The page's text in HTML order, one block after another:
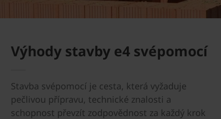
Výhody stavby e4 svépomocí
Stavba svépomocí je cesta, která vyžaduje
pečlivou přípravu, technické znalosti a
schopnost převzít zodpovědnost za každý krok